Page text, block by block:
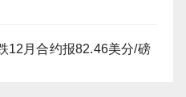
12月合约报82.46美分/磅